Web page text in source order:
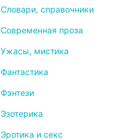
Словари, справочники
Современная проза
Ужасы, мистика
Фантастика
Фэнтези
Эзотерика
Эротика и секс